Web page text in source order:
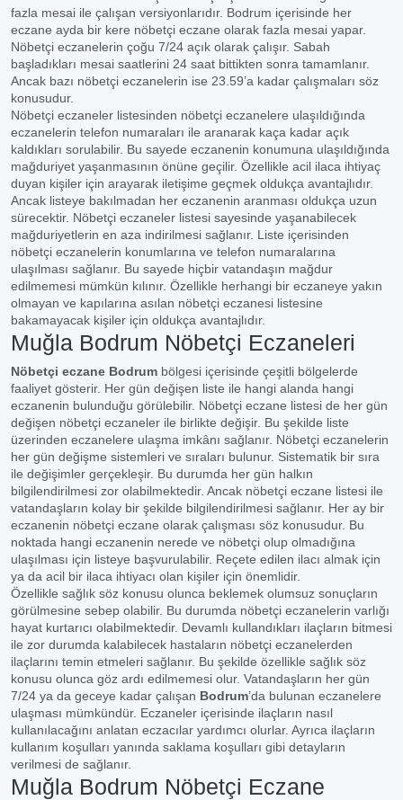
fazla mesai ile çalışan versiyonlarıdır. Bodrum içerisinde her
eczane ayda bir kere nöbetçi eczane olarak fazla mesai yapar.
Nöbetçi eczanelerin çoğu 7/24 açık olarak çalışır. Sabah
başladıkları mesai saatlerini 24 saat bittikten sonra tamamlanır.
Ancak bazı nöbetçi eczanelerin ise 23.59’a kadar çalışmaları söz
konusudur.
Nöbetçi eczaneler listesinden nöbetçi eczanelere ulaşıldığında
eczanelerin telefon numaraları ile aranarak kaça kadar açık
kaldıkları sorulabilir. Bu sayede eczanenin konumuna ulaşıldığında
mağduriyet yaşanmasının önüne geçilir. Özellikle acil ilaca ihtiyaç
duyan kişiler için arayarak iletişime geçmek oldukça avantajlıdır.
Ancak listeye bakılmadan her eczanenin aranması oldukça uzun
sürecektir. Nöbetçi eczaneler listesi sayesinde yaşanabilecek
mağduriyetlerin en aza indirilmesi sağlanır. Liste içerisinden
nöbetçi eczanelerin konumlarına ve telefon numaralarına
ulaşılması sağlanır. Bu sayede hiçbir vatandaşın mağdur
edilmemesi mümkün kılınır. Özellikle herhangi bir eczaneye yakın
olmayan ve kapılarına asılan nöbetçi eczanesi listesine
bakamayacak kişiler için oldukça avantajlıdır.
Muğla Bodrum Nöbetçi Eczaneleri
Nöbetçi eczane Bodrum bölgesi içerisinde çeşitli bölgelerde
faaliyet gösterir. Her gün değişen liste ile hangi alanda hangi
eczanenin bulunduğu görülebilir. Nöbetçi eczane listesi de her gün
değişen nöbetçi eczaneler ile birlikte değişir. Bu şekilde liste
üzerinden eczanelere ulaşma imkânı sağlanır. Nöbetçi eczanelerin
her gün değişme sistemleri ve sıraları bulunur. Sistematik bir sıra
ile değişimler gerçekleşir. Bu durumda her gün halkın
bilgilendirilmesi zor olabilmektedir. Ancak nöbetçi eczane listesi ile
vatandaşların kolay bir şekilde bilgilendirilmesi sağlanır. Her ay bir
eczanenin nöbetçi eczane olarak çalışması söz konusudur. Bu
noktada hangi eczanenin nerede ve nöbetçi olup olmadığına
ulaşılması için listeye başvurulabilir. Reçete edilen ilacı almak için
ya da acil bir ilaca ihtiyacı olan kişiler için önemlidir.
Özellikle sağlık söz konusu olunca beklemek olumsuz sonuçların
görülmesine sebep olabilir. Bu durumda nöbetçi eczanelerin varlığı
hayat kurtarıcı olabilmektedir. Devamlı kullandıkları ilaçların bitmesi
ile zor durumda kalabilecek hastaların nöbetçi eczanelerden
ilaçlarını temin etmeleri sağlanır. Bu şekilde özellikle sağlık söz
konusu olunca göz ardı edilmemesi olur. Vatandaşların her gün
7/24 ya da geceye kadar çalışan Bodrum’da bulunan eczanelere
ulaşması mümkündür. Eczaneler içerisinde ilaçların nasıl
kullanılacağını anlatan eczacılar yardımcı olurlar. Ayrıca ilaçların
kullanım koşulları yanında saklama koşulları gibi detayların
verilmesi de sağlanır.
Muğla Bodrum Nöbetçi Eczane